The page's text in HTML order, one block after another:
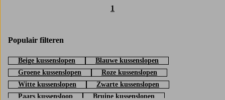
1
Populair filteren
Beige kussenslopen
Blauwe kussenslopen
Groene kussenslopen
Roze kussenslopen
Witte kussenslopen
Zwarte kussenslopen
Paars kussensloop
Bruine kussenslopen